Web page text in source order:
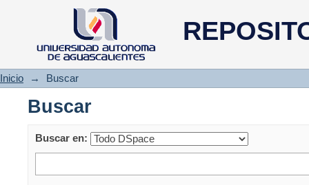
Buscar
Inicio → Buscar
Buscar
Buscar en: